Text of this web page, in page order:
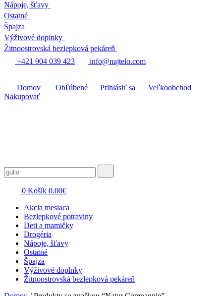
Nápoje, šťavy
Ostatné
Špajza
Výživové doplnky
Žitnoostrovská bezlepková pekáreň
+421 904 039 423
info@najtelo.com
Domov Obľúbené Prihlásiť sa
Veľkoobchod
Nakupovať
0 Košík 0.00€
Akcia mesiaca
Bezlepkové potraviny
Deti a mamičky
Drogéria
Nápoje, šťavy
Ostatné
Špajza
Výživové doplnky
Žitnoostrovská bezlepková pekáreň